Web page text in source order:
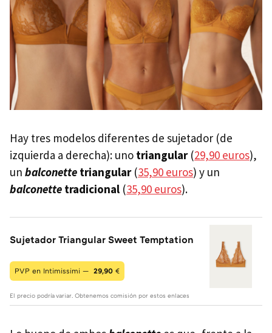
Hay tres modelos diferentes de sujetador (de
izquierda a derecha): uno triangular(29,90 euros),
un balconette triangular(35,90 euros) y un
balconette tradicional (35,90 euros).
Sujetador Triangular Sweet Temptation
PVP en Intimissimi — 29,90 €
El precio podría variar. Obtenemos comisión por estos enlaces